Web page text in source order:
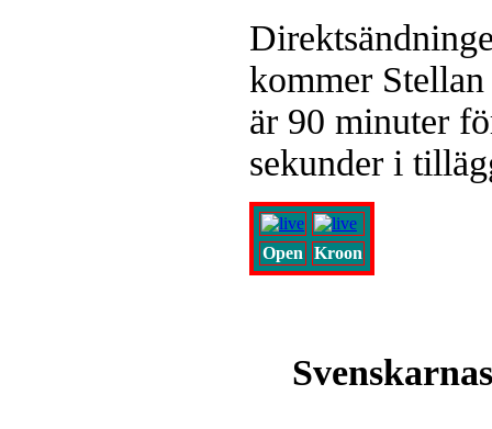
kommer
är 90 minuter
sekunder i
Open Kroon